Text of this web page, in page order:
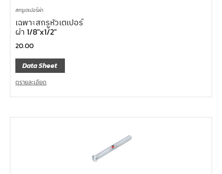
สกรูเตเปอร์ผ่า
เฉพาะสกรูหัวเตเปอร์
ผ่า 1/8″x1/2″
20.00
Data Sheet
ดูรายละเอียด